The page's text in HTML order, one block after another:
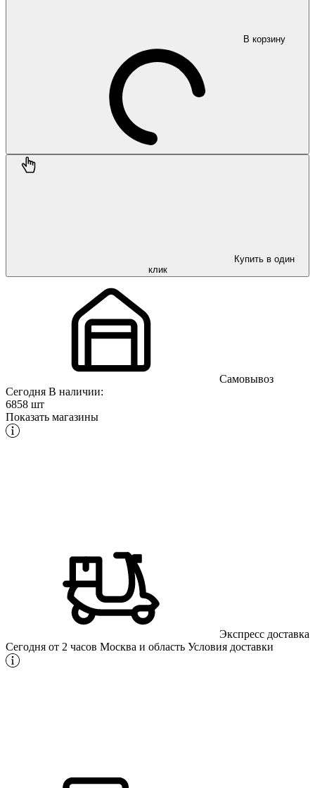
В корзину
Купить в один
клик
Самовывоз
Сегодня В наличии:
6858 шт
Показать магазины
Экспресс доставка
Сегодня от 2 часов Москва и область Условия доставки